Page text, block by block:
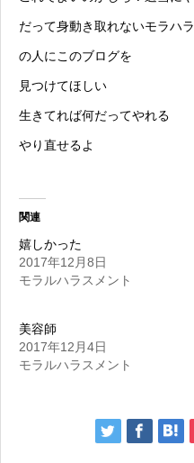
だって身動き取れないモラハラ
の人にこのブログを
見つけてほしい
生きてれば何だってやれる
やり直せるよ
関連
嬉しかった
2017年12月8日
モラルハラスメント
美容師
2017年12月4日
モラルハラスメント